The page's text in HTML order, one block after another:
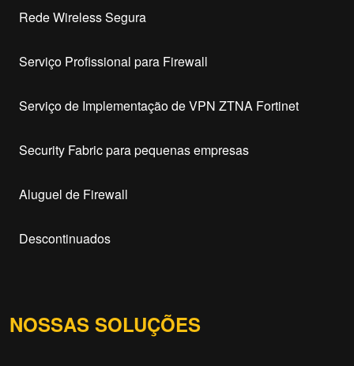
Rede Wireless Segura
Serviço Profissional para Firewall
Serviço de Implementação de VPN ZTNA Fortinet
Security Fabric para pequenas empresas
Aluguel de Firewall
Descontinuados
NOSSAS SOLUÇÕES